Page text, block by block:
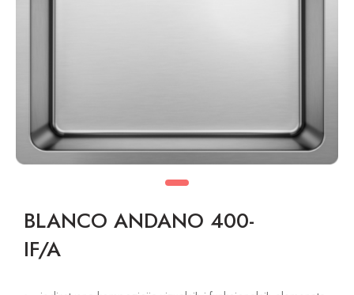
BLANCO ANDANO 400-
IF/A